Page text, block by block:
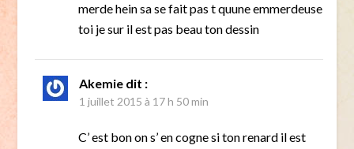
merde hein sa se fait pas t quune emmerdeuse
toi je sur il est pas beau ton dessin
Akemie dit :
1 juillet 2015 à 17 h 50 min
C’ est bon on s’ en cogne si ton renard il est